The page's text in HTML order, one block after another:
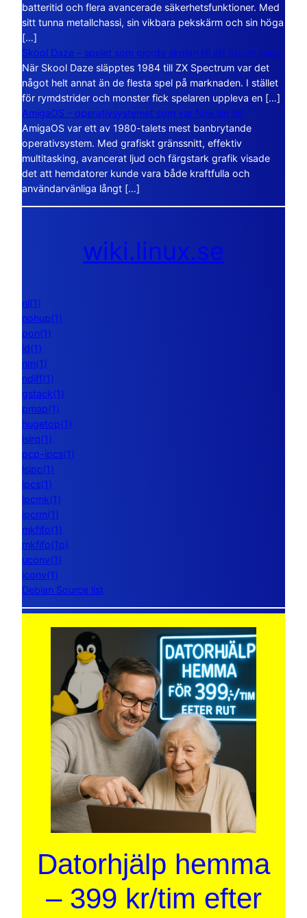
batteritid och flera avancerade säkerhetsfunktioner. Med
sitt tunna metallchassi, sin vikbara pekskärm och sin höga
[…]
Skool Daze – spelet som gjorde skolan till ett öppet kaos
När Skool Daze släpptes 1984 till ZX Spectrum var det
något helt annat än de flesta spel på marknaden. I stället
för rymdstrider och monster fick spelaren uppleva en […]
AmigaOS – operativsystemet som var före sin tid
AmigaOS var ett av 1980-talets mest banbrytande
operativsystem. Med grafiskt gränssnitt, effektiv
multitasking, avancerat ljud och färgstark grafik visade
det att hemdatorer kunde vara både kraftfulla och
användarvänliga långt […]
wiki.linux.se
nl(1)
nohup(1)
pon(1)
ld(1)
nm(1)
ndiff(1)
gstack(1)
pmap(1)
hugetop(1)
lsirq(1)
pcp-ipcs(1)
lsipc(1)
ipcs(1)
ipcmk(1)
ipcrm(1)
mkfifo(1)
mkfifo(1p)
uconv(1)
iconv(1)
Debian Source list
Datorhjälp hemma
– 399 kr/tim efter